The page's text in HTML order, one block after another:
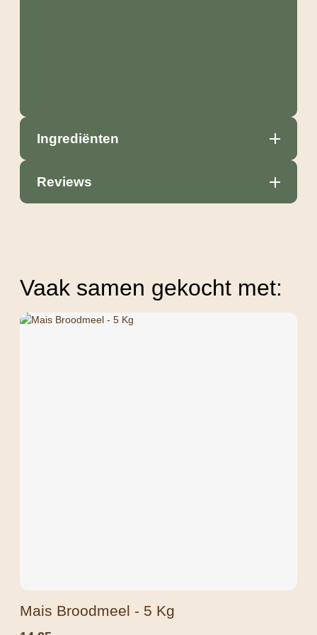
Ingrediënten
Reviews
Vaak samen gekocht met:
Mais Broodmeel - 5 Kg